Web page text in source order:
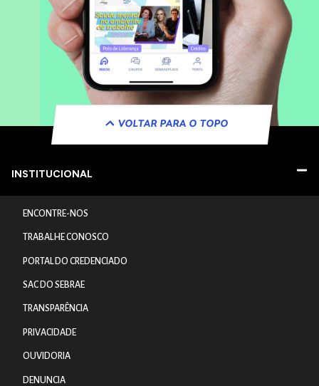
VOLTAR PARA O TOPO
INSTITUCIONAL
ENCONTRE-NOS
TRABALHE CONOSCO
PORTAL DO CREDENCIADO
SAC DO SEBRAE
TRANSPARÊNCIA
PRIVACIDADE
OUVIDORIA
DENUNCIA